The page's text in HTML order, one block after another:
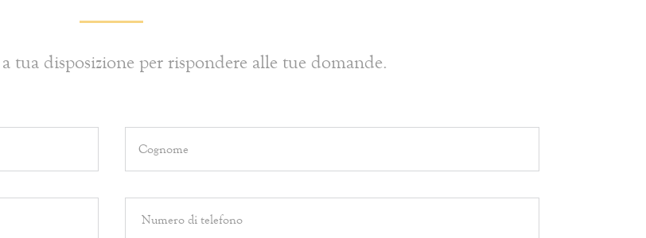
tua disposizione per rispondere alle tue domande.